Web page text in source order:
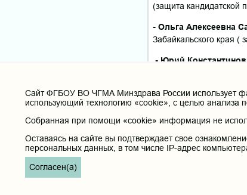
(защита кандидатской
- Ольга Алексеевна
Забайкальского края (
- Юрий
коллеги!
Cайт ФГБОУ ВО ЧГМА Минздрава России использует
использующий технологию «cookie», с целью анализа
Собранная при помощи «cookie» информация не
Оставаясь на сайте вы подтверждает свое
персональных данных, в том числе IP-адрес
Согласен(а)